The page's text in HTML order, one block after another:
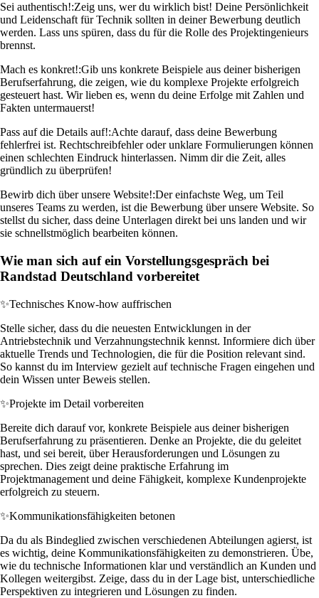
Sei authentisch!:Zeig uns, wer du wirklich bist! Deine Persönlichkeit
und Leidenschaft für Technik sollten in deiner Bewerbung deutlich
werden. Lass uns spüren, dass du für die Rolle des Projektingenieurs
brennst.
Mach es konkret!:Gib uns konkrete Beispiele aus deiner bisherigen
Berufserfahrung, die zeigen, wie du komplexe Projekte erfolgreich
gesteuert hast. Wir lieben es, wenn du deine Erfolge mit Zahlen und
Fakten untermauerst!
Pass auf die Details auf!:Achte darauf, dass deine Bewerbung
fehlerfrei ist. Rechtschreibfehler oder unklare Formulierungen können
einen schlechten Eindruck hinterlassen. Nimm dir die Zeit, alles
gründlich zu überprüfen!
Bewirb dich über unsere Website!:Der einfachste Weg, um Teil
unseres Teams zu werden, ist die Bewerbung über unsere Website. So
stellst du sicher, dass deine Unterlagen direkt bei uns landen und wir
sie schnellstmöglich bearbeiten können.
Wie man sich auf ein Vorstellungsgespräch bei
Randstad Deutschland vorbereitet
✨Technisches Know-how auffrischen
Stelle sicher, dass du die neuesten Entwicklungen in der
Antriebstechnik und Verzahnungstechnik kennst. Informiere dich über
aktuelle Trends und Technologien, die für die Position relevant sind.
So kannst du im Interview gezielt auf technische Fragen eingehen und
dein Wissen unter Beweis stellen.
✨Projekte im Detail vorbereiten
Bereite dich darauf vor, konkrete Beispiele aus deiner bisherigen
Berufserfahrung zu präsentieren. Denke an Projekte, die du geleitet
hast, und sei bereit, über Herausforderungen und Lösungen zu
sprechen. Dies zeigt deine praktische Erfahrung im
Projektmanagement und deine Fähigkeit, komplexe Kundenprojekte
erfolgreich zu steuern.
✨Kommunikationsfähigkeiten betonen
Da du als Bindeglied zwischen verschiedenen Abteilungen agierst, ist
es wichtig, deine Kommunikationsfähigkeiten zu demonstrieren. Übe,
wie du technische Informationen klar und verständlich an Kunden und
Kollegen weitergibst. Zeige, dass du in der Lage bist, unterschiedliche
Perspektiven zu integrieren und Lösungen zu finden.